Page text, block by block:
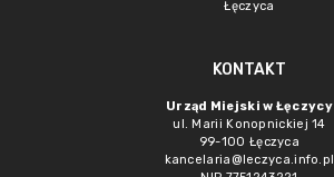
Łęczyca
KONTAKT
Urząd Miejski w Łęczycy
ul. Marii Konopnickiej 14
99-100 Łęczyca
kancelaria@leczyca.info.pl